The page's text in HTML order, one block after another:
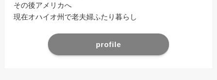
その後アメリカへ
現在オハイオ州で老夫婦ふたり暮らし
profile